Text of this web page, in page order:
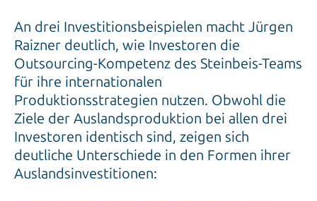
An drei Investitionsbeispielen macht Jürgen
Raizner deutlich, wie Investoren die
Outsourcing-Kompetenz des Steinbeis-Teams
für ihre internationalen
Produktionsstrategien nutzen. Obwohl die
Ziele der Auslandsproduktion bei allen drei
Investoren identisch sind, zeigen sich
deutliche Unterschiede in den Formen ihrer
Auslandsinvestitionen: